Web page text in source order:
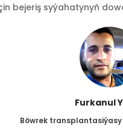
bejeriş syýahatynyň
Furkanul
Böwrek